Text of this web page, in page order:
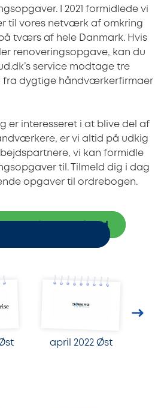
I 2021 formidlede vi
til vores netværk af omkring
tværs af hele Danmark. Hvis
renoveringsopgave, kan du
service modtage tre
fra dygtige håndværkerfirmaer
er interesseret i at blive del af
er vi altid på udkig
vi kan formidle
til. Tilmeld dig i dag
opgaver til ordrebogen.
uforpligtende tilbud
april 2022 Øst